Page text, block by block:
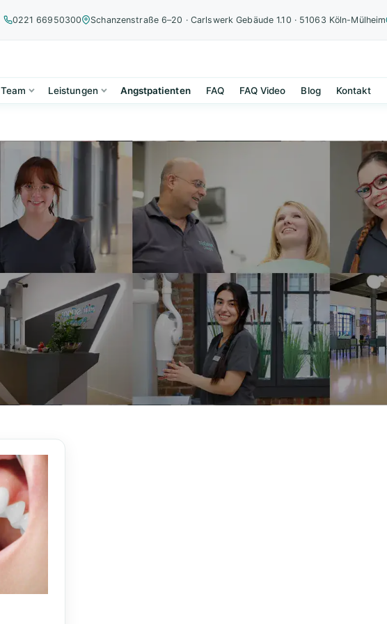
0221 66950300 Schanzenstraße 6–20 · Carlswerk Gebäude 1.10 · 51063 Köln-Mülheim
Team Leistungen Angstpatienten FAQ FAQ Video Blog Kontakt